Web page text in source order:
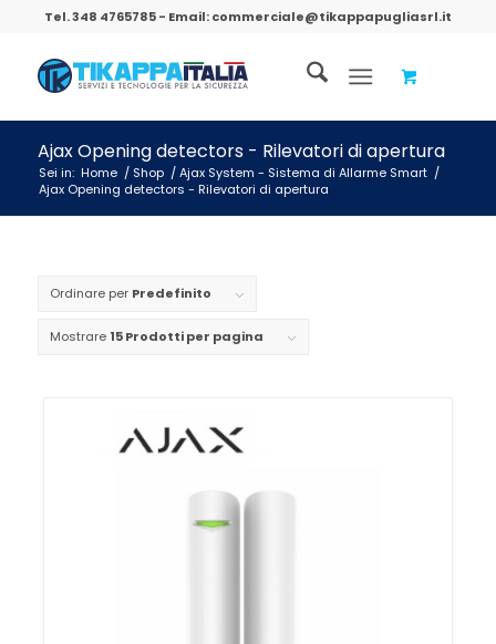
Tel.348 4765785- Email:commerciale@tikappapugliasrl.it
Ajax Opening detectors - Rilevatori di apertura
Sei in: Home / Shop / Ajax System - Sistema di Allarme Smart /
Ajax Opening detectors - Rilevatori di apertura
Ordinare per Predefinito
Mostrare 15 Prodotti per pagina